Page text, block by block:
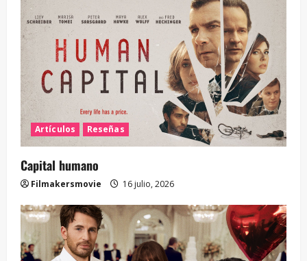
Artículos Reseñas
Capital humano
Filmakersmovie 16 julio, 2026